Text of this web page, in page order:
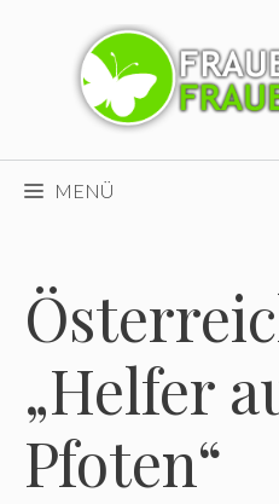
MENÜ
„Helfer
Pfoten“